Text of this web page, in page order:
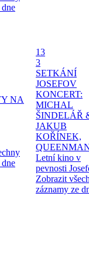
NA
13
3
SETKÁNÍ
JOSEFOV
KONCERT:
MICHAL
ŠINDELÁŘ
JAKUB
KOŘÍNEK,
Letní kino v
pevnosti
Zobrazit
záznamy ze